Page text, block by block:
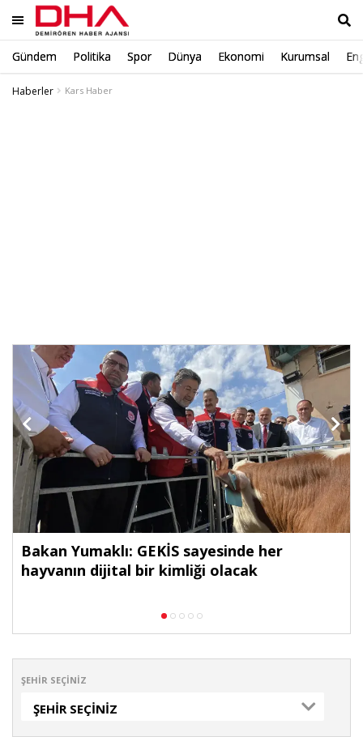
Gündem Politika Spor Dünya Ekonomi Kurumsal
Haberler
Kars Haber
Bakan Yumaklı: GEKİS sayesinde her
hayvanın dijital bir kimliği olacak
ŞEHIR SEÇINIZ
ŞEHIR SEÇINIZ